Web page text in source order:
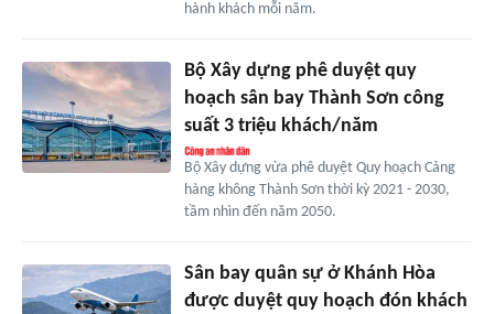
hành khách mỗi năm.
Bộ Xây dựng phê duyệt quy
hoạch sân bay Thành Sơn công
suất 3 triệu khách/năm
Bộ Xây dựng vừa phê duyệt Quy hoạch Cảng
hàng không Thành Sơn thời kỳ 2021 - 2030,
tầm nhìn đến năm 2050.
Sân bay quân sự ở Khánh Hòa
được duyệt quy hoạch đón khách